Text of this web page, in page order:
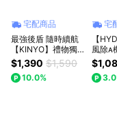
宅配商品
最強後盾 隨時續航
【KINYO】禮物獨家
1+1組合 小電飽行動
電源 (NKPB-
4341)+ 短柄入耳藍
$1,390 $1,590
10.0%
宅
【
風除
塵/
線/雙
速/過